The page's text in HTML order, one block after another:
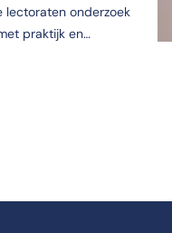
lectoraten onderzoek
praktijk en